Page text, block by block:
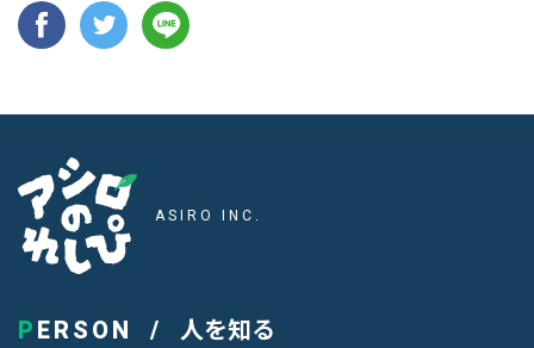
ASIRO INC.
PERSON 人を知る